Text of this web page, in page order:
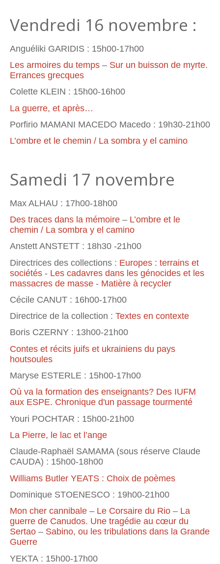
Vendredi 16 novembre :
Anguéliki GARIDIS : 15h00-17h00
Les armoires du temps – Sur un buisson de myrte.
Errances grecques
Colette KLEIN : 15h00-16h00
La guerre, et après…
Porfirio MAMANI MACEDO Macedo : 19h30-21h00
L’ombre et le chemin / La sombra y el camino
Samedi 17 novembre
Max ALHAU : 17h00-18h00
Des traces dans la mémoire – L’ombre et le
chemin / La sombra y el camino
Anstett ANSTETT : 18h30 -21h00
Directrices des collections : Europes : terrains et
sociétés - Les cadavres dans les génocides et les
massacres de masse - Matière à recycler
Cécile CANUT : 16h00-17h00
Directrice de la collection : Textes en contexte
Boris CZERNY : 13h00-21h00
Contes et récits juifs et ukrainiens du pays
houtsoules
Maryse ESTERLE : 15h00-17h00
Où va la formation des enseignants? Des IUFM
aux ESPE. Chronique d'un passage tourmenté
Youri POCHTAR : 15h00-21h00
La Pierre, le lac et l’ange
Claude-Raphaël SAMAMA (sous réserve Claude
CAUDA) : 15h00-18h00
Williams Butler YEATS : Choix de poèmes
Dominique STOENESCO : 19h00-21h00
Mon cher cannibale – Le Corsaire du Rio – La
guerre de Canudos. Une tragédie au cœur du
Sertao – Sabino, ou les tribulations dans la Grande
Guerre
YEKTA : 15h00-17h00